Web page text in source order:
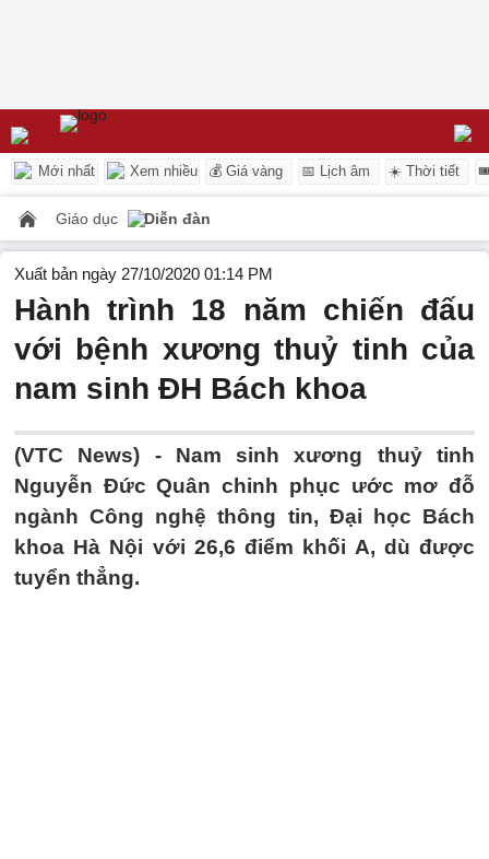
Mới nhất Xem nhiều 💰 Giá vàng 📅 Lịch âm ☀️ Thời tiết
Giáo dục Diễn đàn
Xuất bản ngày 27/10/2020 01:14 PM
Hành trình 18 năm chiến đấu
với bệnh xương thuỷ tinh của
nam sinh ĐH Bách khoa
(VTC News) - Nam sinh xương thuỷ tinh
Nguyễn Đức Quân chinh phục ước mơ đỗ
ngành Công nghệ thông tin, Đại học Bách
khoa Hà Nội với 26,6 điểm khối A, dù được
tuyển thẳng.